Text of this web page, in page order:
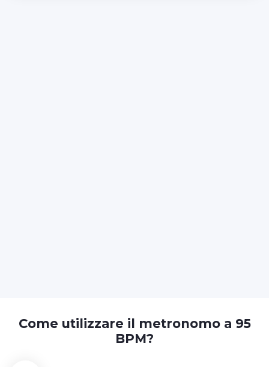
Come utilizzare il metronomo a 95
BPM?